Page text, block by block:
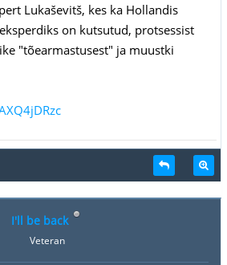
Lukaševitš, kes ka Hollandis
on kutsutud, protsessist
"tõearmastusest" ja muustki
I'll be back
Veteran